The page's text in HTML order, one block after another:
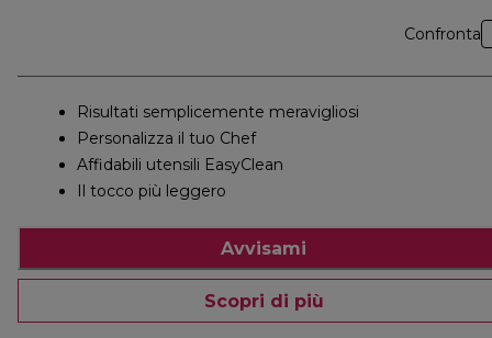
Confronta
Risultati semplicemente meravigliosi
Personalizza il tuo Chef
Affidabili utensili EasyClean
Il tocco più leggero
Avvisami
Scopri di più